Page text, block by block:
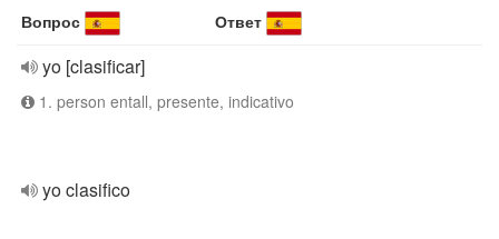
Вопрос Ответ
yo [clasificar]
1. person entall, presente, indicativo
yo clasifico